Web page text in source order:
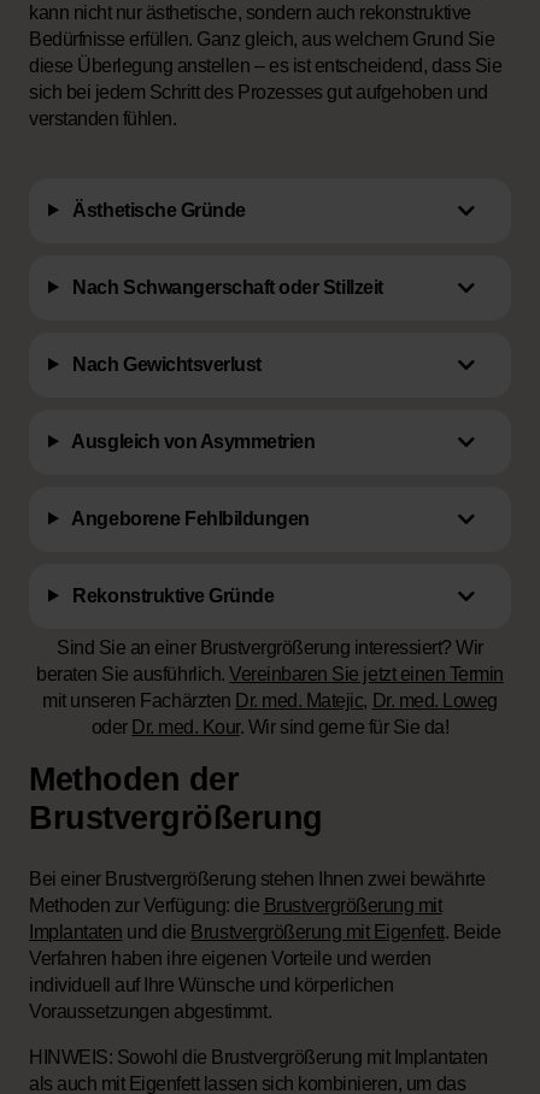
kann nicht nur ästhetische, sondern auch rekonstruktive
Bedürfnisse erfüllen. Ganz gleich, aus welchem Grund Sie
diese Überlegung anstellen – es ist entscheidend, dass Sie
sich bei jedem Schritt des Prozesses gut aufgehoben und
verstanden fühlen.
Ästhetische Gründe
Nach Schwangerschaft oder Stillzeit
Nach Gewichtsverlust
Ausgleich von Asymmetrien
Angeborene Fehlbildungen
Rekonstruktive Gründe
Sind Sie an einer Brustvergrößerung interessiert? Wir
beraten Sie ausführlich.Vereinbaren Sie jetzt einen Termin
mit unseren Fachärzten Dr. med. Matejic, Dr. med. Loweg
oder Dr. med. Kour. Wir sind gerne für Sie da!
Methoden der
Brustvergrößerung
Bei einer Brustvergrößerung stehen Ihnen zwei bewährte
Methoden zur Verfügung: die Brustvergrößerung mit
Implantaten und die Brustvergrößerung mit Eigenfett. Beide
Verfahren haben ihre eigenen Vorteile und werden
individuell auf Ihre Wünsche und körperlichen
Voraussetzungen abgestimmt.
HINWEIS: Sowohl die Brustvergrößerung mit Implantaten
als auch mit Eigenfett lassen sich kombinieren, um das